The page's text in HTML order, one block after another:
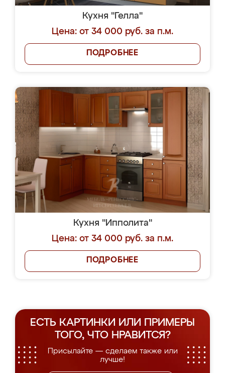
Кухня "Гелла"
Цена: от 34 000 руб. за п.м.
ПОДРОБНЕЕ
Кухня "Ипполита"
Цена: от 34 000 руб. за п.м.
ПОДРОБНЕЕ
ЕСТЬ КАРТИНКИ ИЛИ ПРИМЕРЫ
ТОГО, ЧТО НРАВИТСЯ?
Присылайте — сделаем также или
лучше!